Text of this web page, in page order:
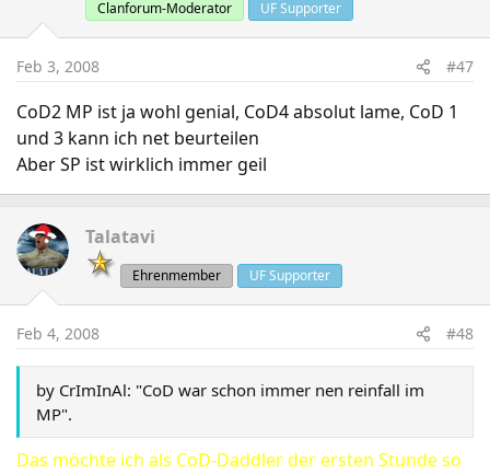
Clanforum-Moderator UF Supporter
Feb 3, 2008 #47
CoD2 MP ist ja wohl genial, CoD4 absolut lame, CoD 1
und 3 kann ich net beurteilen
Aber SP ist wirklich immer geil
Talatavi
Ehrenmember UF Supporter
Feb 4, 2008 #48
by CrImInAl: "CoD war schon immer nen reinfall im
MP".
Das möchte ich als CoD-Daddler der ersten Stunde so